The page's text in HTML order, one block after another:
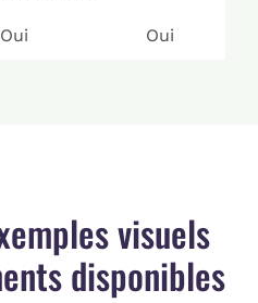
Oui Oui
visuels
disponibles